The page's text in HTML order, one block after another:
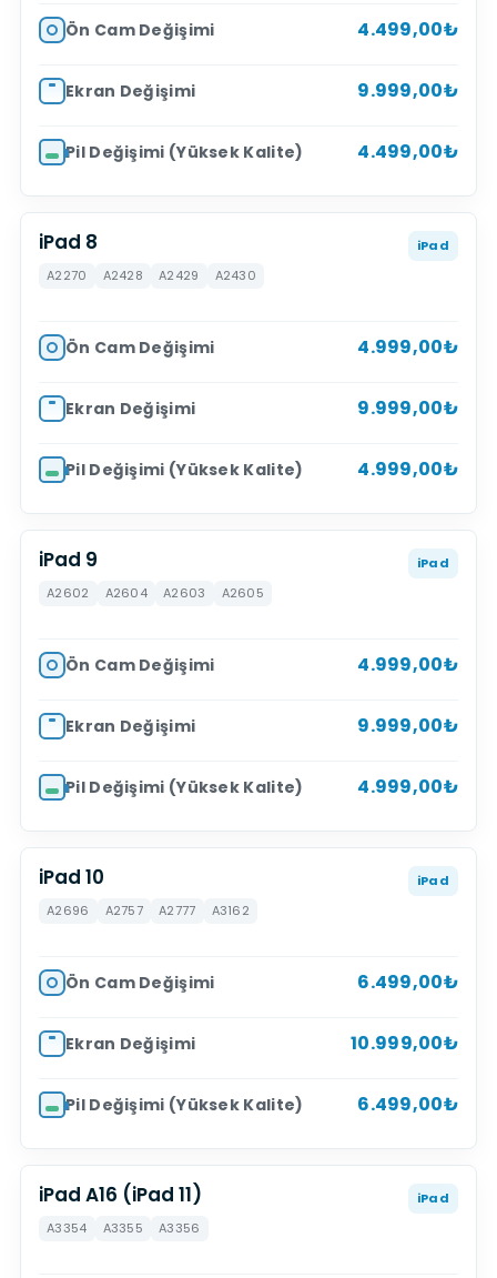
Ön Cam Değişimi 4.499,00₺
Ekran Değişimi 9.999,00₺
Pil Değişimi (Yüksek Kalite) 4.499,00₺
iPad 8
A2270 A2428 A2429 A2430
iPad
Ön Cam Değişimi 4.999,00₺
Ekran Değişimi 9.999,00₺
Pil Değişimi (Yüksek Kalite) 4.999,00₺
iPad 9
A2602 A2604 A2603 A2605
iPad
Ön Cam Değişimi 4.999,00₺
Ekran Değişimi 9.999,00₺
Pil Değişimi (Yüksek Kalite) 4.999,00₺
iPad 10
A2696 A2757 A2777 A3162
iPad
Ön Cam Değişimi 6.499,00₺
Ekran Değişimi 10.999,00₺
Pil Değişimi (Yüksek Kalite) 6.499,00₺
iPad A16 (iPad 11)
A3354 A3355 A3356
iPad